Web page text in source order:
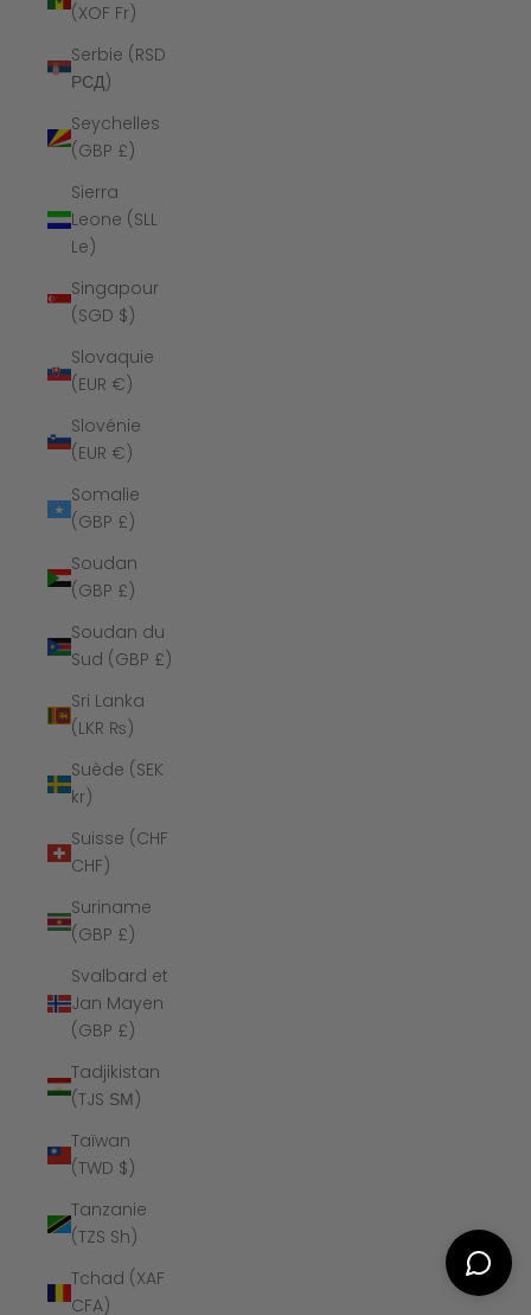
(XOF Fr)
Serbie (RSD
РСД)
Seychelles
(GBP £)
Sierra
Leone (SLL
Le)
Singapour
(SGD $)
Slovaquie
(EUR €)
Slovénie
(EUR €)
Somalie
(GBP £)
Soudan
(GBP £)
Soudan du
Sud (GBP £)
Sri Lanka
(LKR ₨)
Suède (SEK
kr)
Suisse (CHF
CHF)
Suriname
(GBP £)
Svalbard et
Jan Mayen
(GBP £)
Tadjikistan
(TJS ЅМ)
Taïwan
(TWD $)
Tanzanie
(TZS Sh)
Tchad (XAF
CFA)